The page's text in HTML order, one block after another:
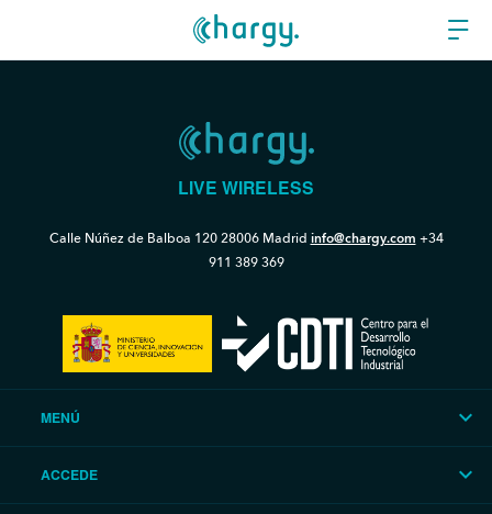
LIVE WIRELESS
Calle Núñez de Balboa 12028006 Madrid info@chargy.com +34
911 389 369
MENÚ
ACCEDE